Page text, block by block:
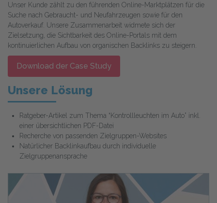
Unser Kunde zählt zu den führenden Online-Marktplätzen für die
Suche nach Gebraucht- und Neufahrzeugen sowie für den
Autoverkauf. Unsere Zusammenarbeit widmete sich der
Zielsetzung, die Sichtbarkeit des Online-Portals mit dem
kontinuierlichen Aufbau von organischen Backlinks zu steigern.
Download der Case Study
Unsere Lösung
Ratgeber-Artikel zum Thema “Kontrollleuchten im Auto” inkl.
einer übersichtlichen PDF-Datei
Recherche von passenden Zielgruppen-Websites
Natürlicher Backlinkaufbau durch individuelle
Zielgruppenansprache